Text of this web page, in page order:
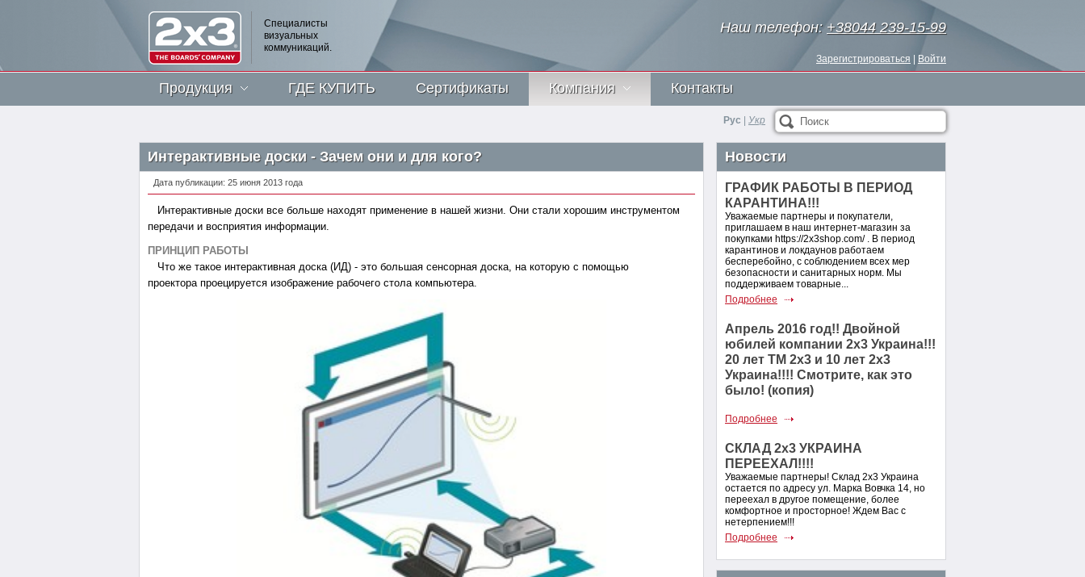
Наш телефон: +38044 239-15-99
Зарегистрироваться Войти
Специалисты
визуальных
коммуникаций.
Продукция ГДЕ КУПИТЬ Сертификаты Компания Контакты
Поиск
Рус Укр
Интерактивные доски - Зачем они и для кого?
Дата публикации: 25 июня 2013 года
Интерактивные доски все больше находят применение в нашей жизни. Они стали хорошим инструментом
передачи и восприятия информации.
ПРИНЦИП РАБОТЫ
Что же такое интерактивная доска (ИД) - это большая сенсорная доска, на которую с помощью
проектора проецируется изображение рабочего стола компьютера.
Новости
ГРАФИК РАБОТЫ В ПЕРИОД
КАРАНТИНА!!!
Уважаемые партнеры и покупатели,
приглашаем в наш интернет-магазин за
покупками https://2x3shop.com/ . В период
карантинов и локдаунов работаем
бесперебойно, с соблюдением всех мер
безопасности и санитарных норм. Мы
поддерживаем товарные...
Подробнее
Апрель 2016 год!! Двойной
юбилей компании 2х3 Украина!!!
20 лет ТМ 2х3 и 10 лет 2х3
Украина!!!! Смотрите, как это
было! (копия)
Подробнее
СКЛАД 2х3 УКРАИНА
ПЕРЕЕХАЛ!!!!
Уважаемые партнеры! Склад 2х3 Украина
остается по адресу ул. Марка Вовчка 14, но
переехал в другое помещение, более
комфортное и просторное! Ждем Вас с
нетерпением!!!
Подробнее